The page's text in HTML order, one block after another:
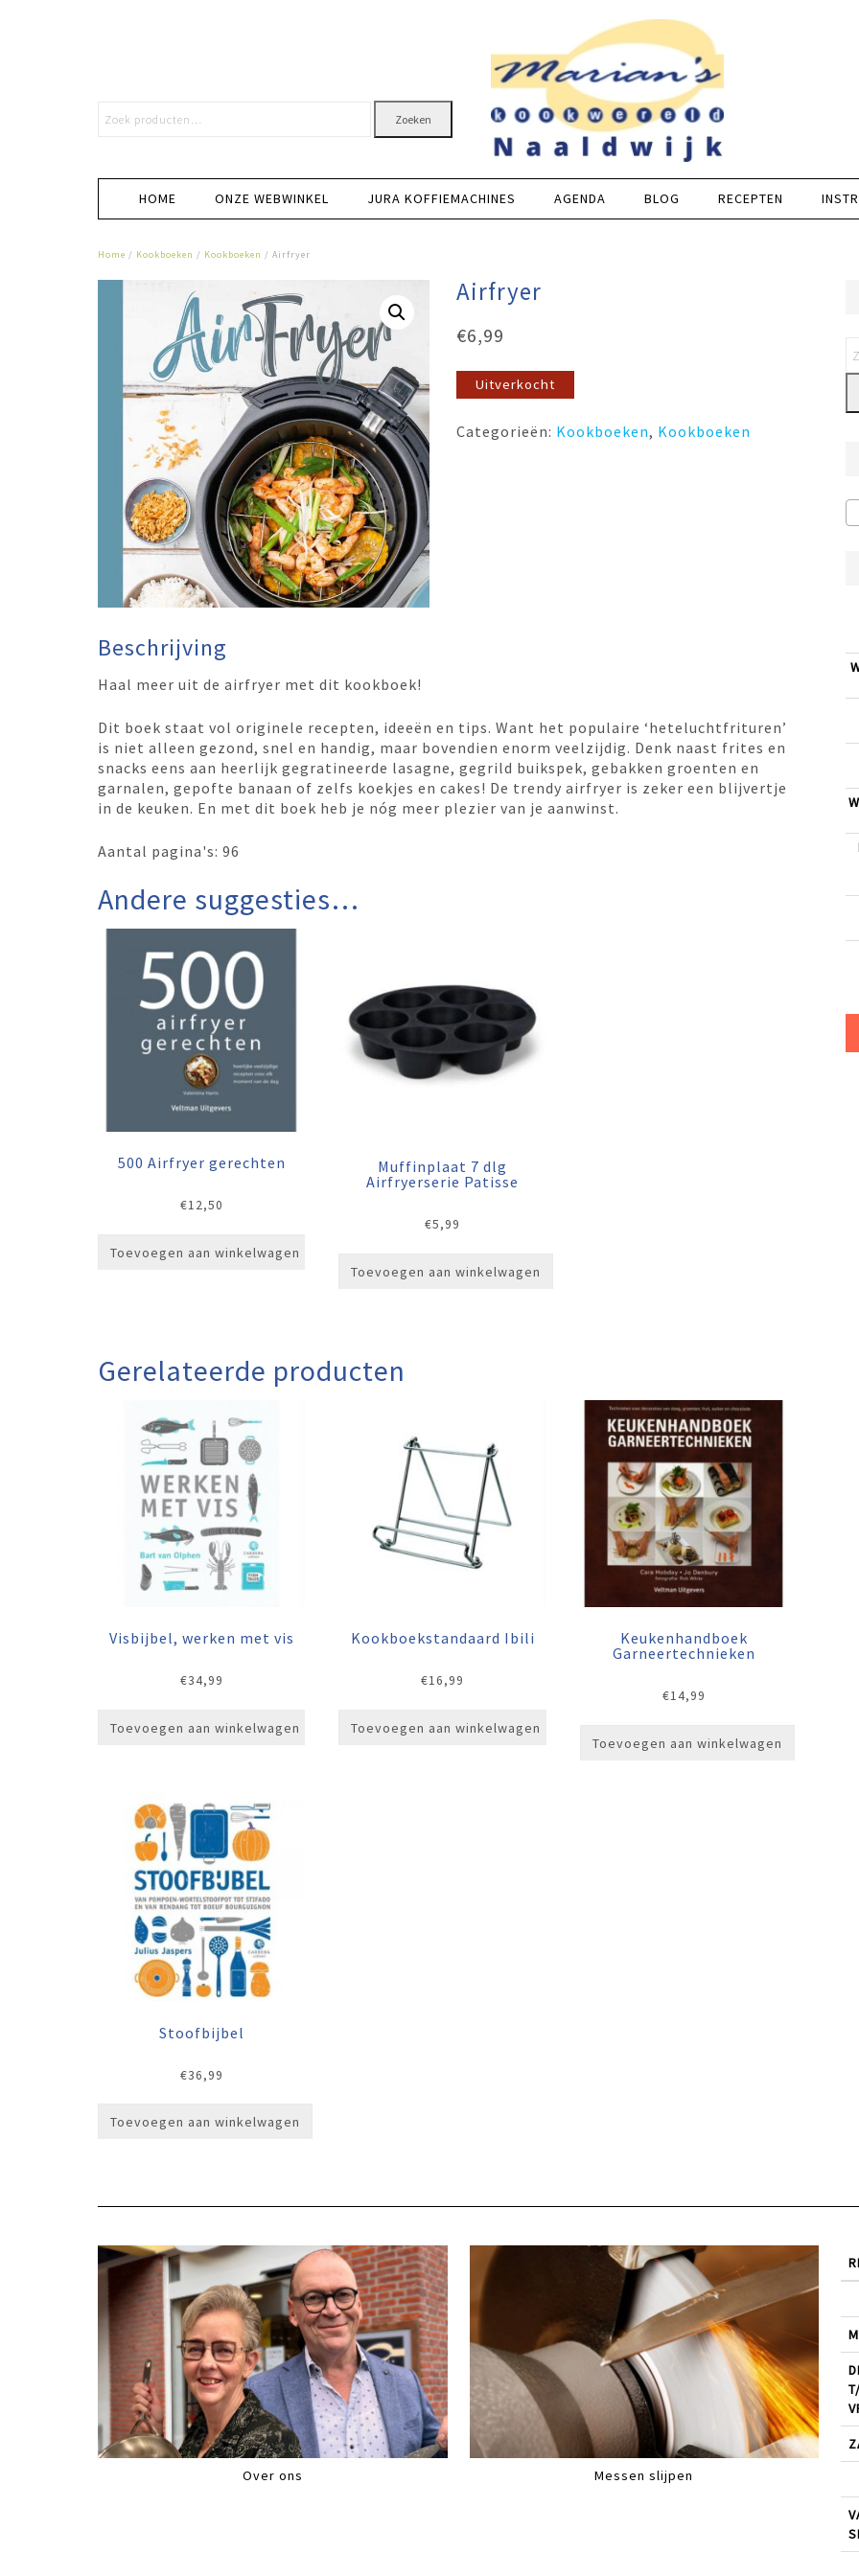
Zoeken
HOME ONZE WEBWINKEL JURA KOFFIEMACHINES AGENDA BLOG RECEPTEN
Home / Kookboeken / Kookboeken / Airfryer
Airfryer
€6,99
Uitverkocht
Categorieën: Kookboeken, Kookboeken
Beschrijving
Haal meer uit de airfryer met dit kookboek!
Dit boek staat vol originele recepten, ideeën en tips. Want het populaire ‘heteluchtfrituren’
is niet alleen gezond, snel en handig, maar bovendien enorm veelzijdig. Denk naast frites en
snacks eens aan heerlijk gegratineerde lasagne, gegrild buikspek, gebakken groenten en
garnalen, gepofte banaan of zelfs koekjes en cakes! De trendy airfryer is zeker een blijvertje
in de keuken. En met dit boek heb je nóg meer plezier van je aanwinst.
Aantal pagina's: 96
Andere suggesties…
500 Airfryer gerechten
€12,50
Toevoegen aan winkelwagen
Muffinplaat 7 dlg
Airfryerserie Patisse
€5,99
Toevoegen aan winkelwagen
Gerelateerde producten
Visbijbel, werken met vis
€34,99
Toevoegen aan winkelwagen
Kookboekstandaard Ibili
€16,99
Toevoegen aan winkelwagen
Keukenhandboek
Garneertechnieken
€14,99
Toevoegen aan winkelwagen
Stoofbijbel
€36,99
Toevoegen aan winkelwagen
Over ons Messen slijpen